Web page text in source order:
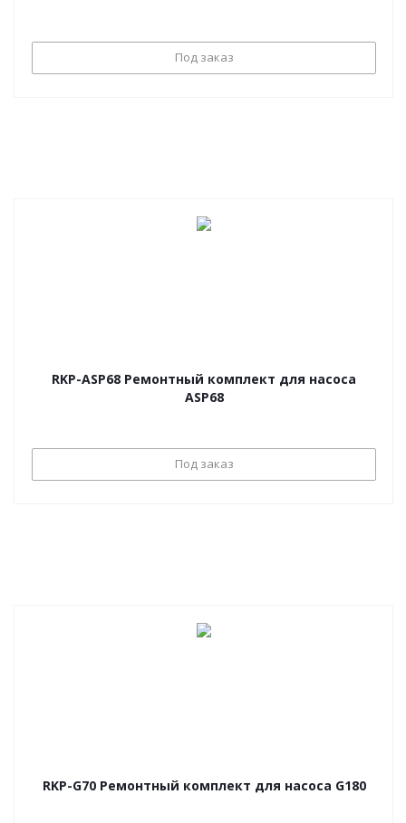
Под заказ
RKP-ASP68 Ремонтный комплект для насоса
ASP68
Под заказ
RKP-G70 Ремонтный комплект для насоса G180